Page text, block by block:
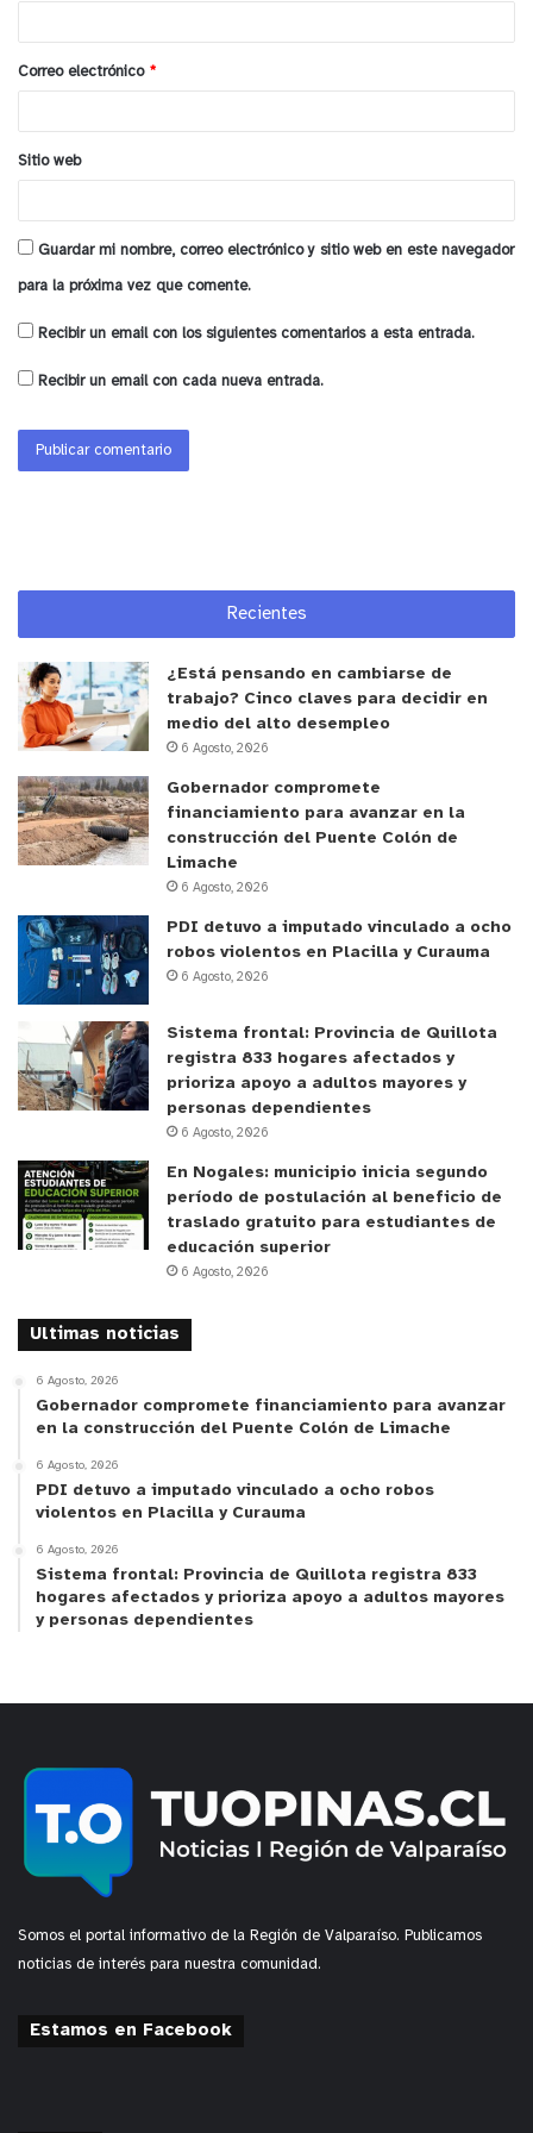
y tú, ¿qué opinas?
*
Correo electrónico *
Sitio web
Guardar mi nombre, correo electrónico y sitio web en este navegador
para la próxima vez que comente.
Recibir un email con los siguientes comentarios a esta entrada.
Recibir un email con cada nueva entrada.
Recientes
¿Está pensando en cambiarse de
trabajo? Cinco claves para decidir en
medio del alto desempleo
6 Agosto, 2026
Gobernador compromete
financiamiento para avanzar en la
construcción del Puente Colón de
Limache
6 Agosto, 2026
PDI detuvo a imputado vinculado a ocho
robos violentos en Placilla y Curauma
6 Agosto, 2026
Sistema frontal: Provincia de Quillota
registra 833 hogares afectados y
prioriza apoyo a adultos mayores y
personas dependientes
6 Agosto, 2026
En Nogales: municipio inicia segundo
período de postulación al beneficio de
traslado gratuito para estudiantes de
educación superior
6 Agosto, 2026
Ultimas noticias
6 Agosto, 2026
Gobernador compromete financiamiento para avanzar
en la construcción del Puente Colón de Limache
6 Agosto, 2026
PDI detuvo a imputado vinculado a ocho robos
violentos en Placilla y Curauma
6 Agosto, 2026
Sistema frontal: Provincia de Quillota registra 833
hogares afectados y prioriza apoyo a adultos mayores
y personas dependientes
Somos el portal informativo de la Región de Valparaíso. Publicamos
noticias de interés para nuestra comunidad.
Estamos en Facebook